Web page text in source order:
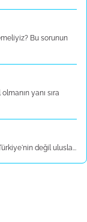
Bu sorunun
yanı sıra
değil ulusla...